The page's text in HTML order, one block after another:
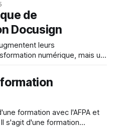
technologique pour la
d'entreprises et de
de
Docusign
leurs
numérique, mais un
se heurte encore à des
Le Docusign Digital
malgré des
formation avec l'AFPA et
s'agit d'une formation